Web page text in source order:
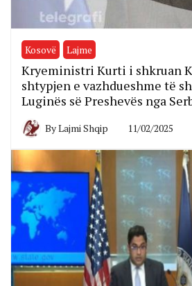
Kosovë Lajme
Kryeministri Kurti i shkruan
shtypjen e vazhdueshme të
Luginës së Preshevës nga
ByLajmi Shqip 11/02/2025